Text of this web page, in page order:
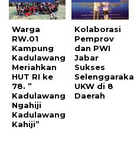
Warga
RW.01
Kampung
Kadulawang
Meriahkan
HUT RI ke
78. ”
Kadulawang
Ngahiji
Kadulawang
Kahiji”
Kolaborasi
Pemprov
dan PWI
Jabar
Sukses
UKW di 8
Daerah